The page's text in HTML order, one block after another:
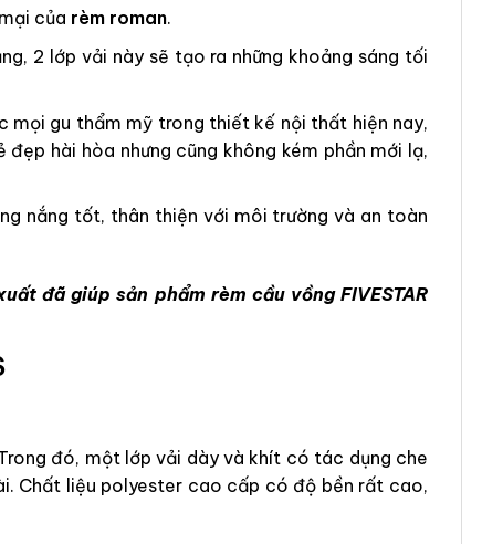
của rèm roman.
2 lớp vải này sẽ tạo ra những khoảng sáng tối
mọi gu thẩm mỹ trong thiết kế nội thất hiện nay,
hài hòa nhưng cũng không kém phần mới lạ,
nắng tốt, thân thiện với môi trường và an toàn
đã giúp sản phẩm rèm cầu vồng FIVESTAR
đó, một lớp vải dày và khít có tác dụng che
Chất liệu polyester cao cấp có độ bền rất cao,